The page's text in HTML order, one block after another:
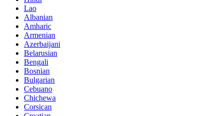
Lao
Albanian
Amharic
Armenian
Azerbaijani
Belarusian
Bengali
Bosnian
Bulgarian
Cebuano
Chichewa
Corsican